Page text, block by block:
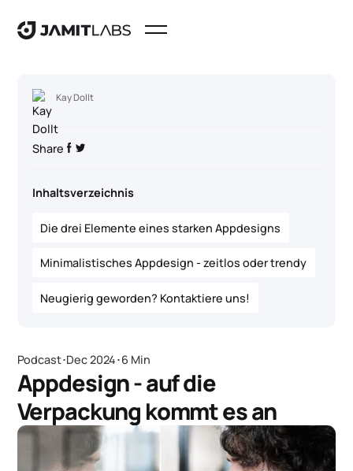
Podcast･Dec 2024･6 Min
Appdesign - auf die
Verpackung kommt es an
Kay Dollt
Share
Inhaltsverzeichnis
Die drei Elemente eines starken Appdesigns
Minimalistisches Appdesign - zeitlos oder trendy
Neugierig geworden? Kontaktiere uns!